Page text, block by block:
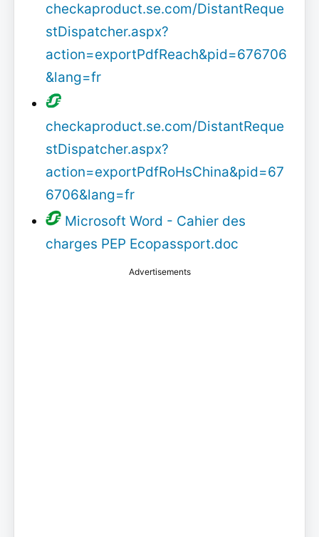
checkaproduct.se.com/DistantReque
stDispatcher.aspx?
action=exportPdfReach&pid=676706
&lang=fr
checkaproduct.se.com/DistantReque
stDispatcher.aspx?
action=exportPdfRoHsChina&pid=67
6706&lang=fr
Microsoft Word - Cahier des
charges PEP Ecopassport.doc
Advertisements